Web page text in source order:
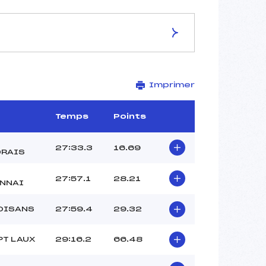
Site de Replis
10 km
Imprimer
Temps Points
27:33.3 16.69
27:57.1 28.21
27:59.4 29.32
LAUX 29:16.2 66.48